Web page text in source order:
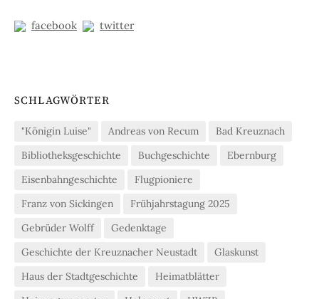
facebook twitter
SCHLAGWÖRTER
"Königin Luise" Andreas von Recum
Bad Kreuznach
Bibliotheksgeschichte
Buchgeschichte
Ebernburg
Eisenbahngeschichte
Flugpioniere
Franz von Sickingen
Frühjahrstagung 2025
Gebrüder Wolff
Gedenktage
Geschichte der Kreuznacher Neustadt
Glaskunst
Haus der Stadtgeschichte
Heimatblätter